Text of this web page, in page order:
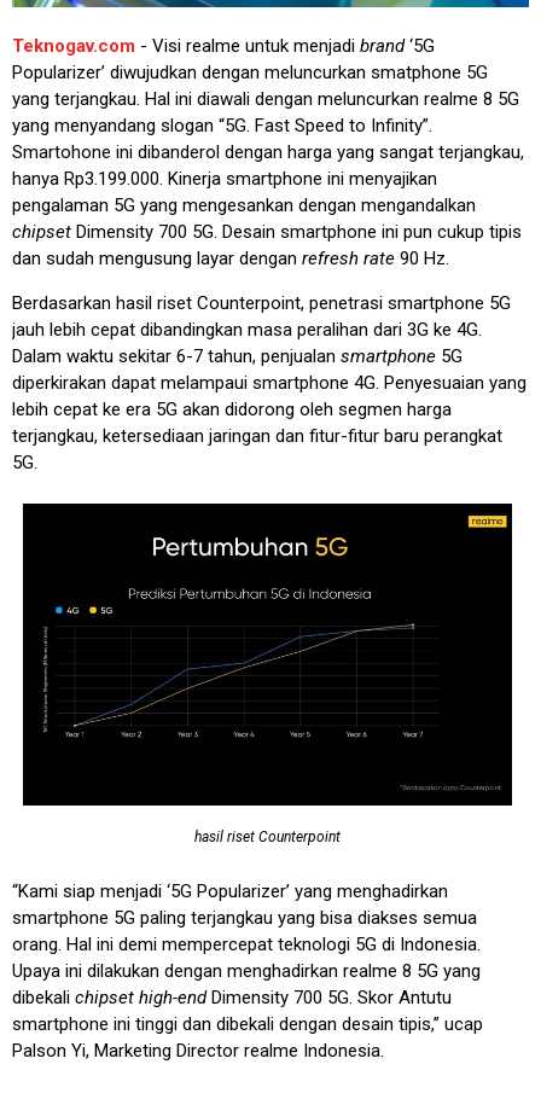
Teknogav.com - Visi realme untuk menjadi brand‘5G
Popularizer’ diwujudkan dengan meluncurkan smatphone 5G
yang terjangkau. Hal ini diawali dengan meluncurkan realme 8 5G
yang menyandang slogan “5G. Fast Speed to Infinity”.
Smartohone ini dibanderol dengan harga yang sangat terjangkau,
hanya Rp3.199.000. Kinerja smartphone ini menyajikan
pengalaman 5G yang mengesankan dengan mengandalkan
chipset Dimensity 700 5G. Desain smartphone ini pun cukup tipis
dan sudah mengusung layar dengan refresh rate 90 Hz.
Berdasarkan hasil riset Counterpoint, penetrasi smartphone 5G
jauh lebih cepat dibandingkan masa peralihan dari 3G ke 4G.
Dalam waktu sekitar 6-7 tahun, penjualan smartphone 5G
diperkirakan dapat melampaui smartphone 4G. Penyesuaian yang
lebih cepat ke era 5G akan didorong oleh segmen harga
terjangkau, ketersediaan jaringan dan fitur-fitur baru perangkat
5G.
hasil riset Counterpoint
“Kami siap menjadi ‘5G Popularizer’ yang menghadirkan
smartphone 5G paling terjangkau yang bisa diakses semua
orang. Hal ini demi mempercepat teknologi 5G di Indonesia.
Upaya ini dilakukan dengan menghadirkan realme 8 5G yang
dibekali chipset high-endDimensity 700 5G. Skor Antutu
smartphone ini tinggi dan dibekali dengan desain tipis,” ucap
Palson Yi, Marketing Director realme Indonesia.